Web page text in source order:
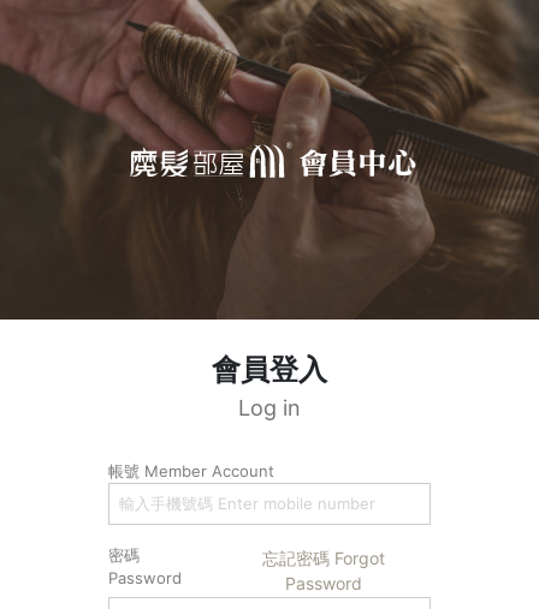
會員登入
Log in
帳號 Member Account
密碼
Password
忘記密碼 Forgot
Password